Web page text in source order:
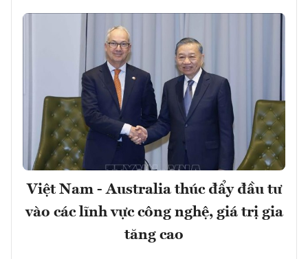
Việt Nam - Australia thúc đẩy đầu tư
vào các lĩnh vực công nghệ, giá trị gia
tăng cao